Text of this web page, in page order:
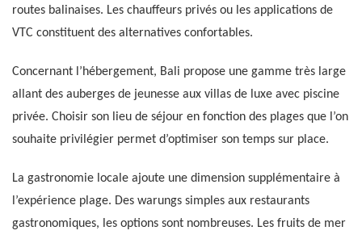
routes balinaises. Les chauffeurs privés ou les applications de
VTC constituent des alternatives confortables.
Concernant l’hébergement, Bali propose une gamme très large
allant des auberges de jeunesse aux villas de luxe avec piscine
privée. Choisir son lieu de séjour en fonction des plages que l’on
souhaite privilégier permet d’optimiser son temps sur place.
La gastronomie locale ajoute une dimension supplémentaire à
l’expérience plage. Des warungs simples aux restaurants
gastronomiques, les options sont nombreuses. Les fruits de mer